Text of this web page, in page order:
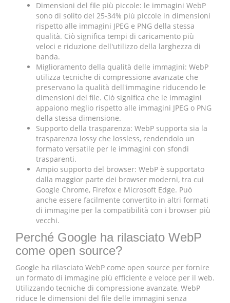
Dimensioni del file più piccole: le immagini WebP
sono di solito del 25-34% più piccole in dimensioni
rispetto alle immagini JPEG e PNG della stessa
qualità. Ciò significa tempi di caricamento più
veloci e riduzione dell'utilizzo della larghezza di
banda.
Miglioramento della qualità delle immagini: WebP
utilizza tecniche di compressione avanzate che
preservano la qualità dell'immagine riducendo le
dimensioni del file. Ciò significa che le immagini
appaiono meglio rispetto alle immagini JPEG o PNG
della stessa dimensione.
Supporto della trasparenza: WebP supporta sia la
trasparenza lossy che lossless, rendendolo un
formato versatile per le immagini con sfondi
trasparenti.
Ampio supporto del browser: WebP è supportato
dalla maggior parte dei browser moderni, tra cui
Google Chrome, Firefox e Microsoft Edge. Può
anche essere facilmente convertito in altri formati
di immagine per la compatibilità con i browser più
vecchi.
Perché Google ha rilasciato WebP
come open source?
Google ha rilasciato WebP come open source per fornire
un formato di immagine più efficiente e veloce per il web.
Utilizzando tecniche di compressione avanzate, WebP
riduce le dimensioni del file delle immagini senza